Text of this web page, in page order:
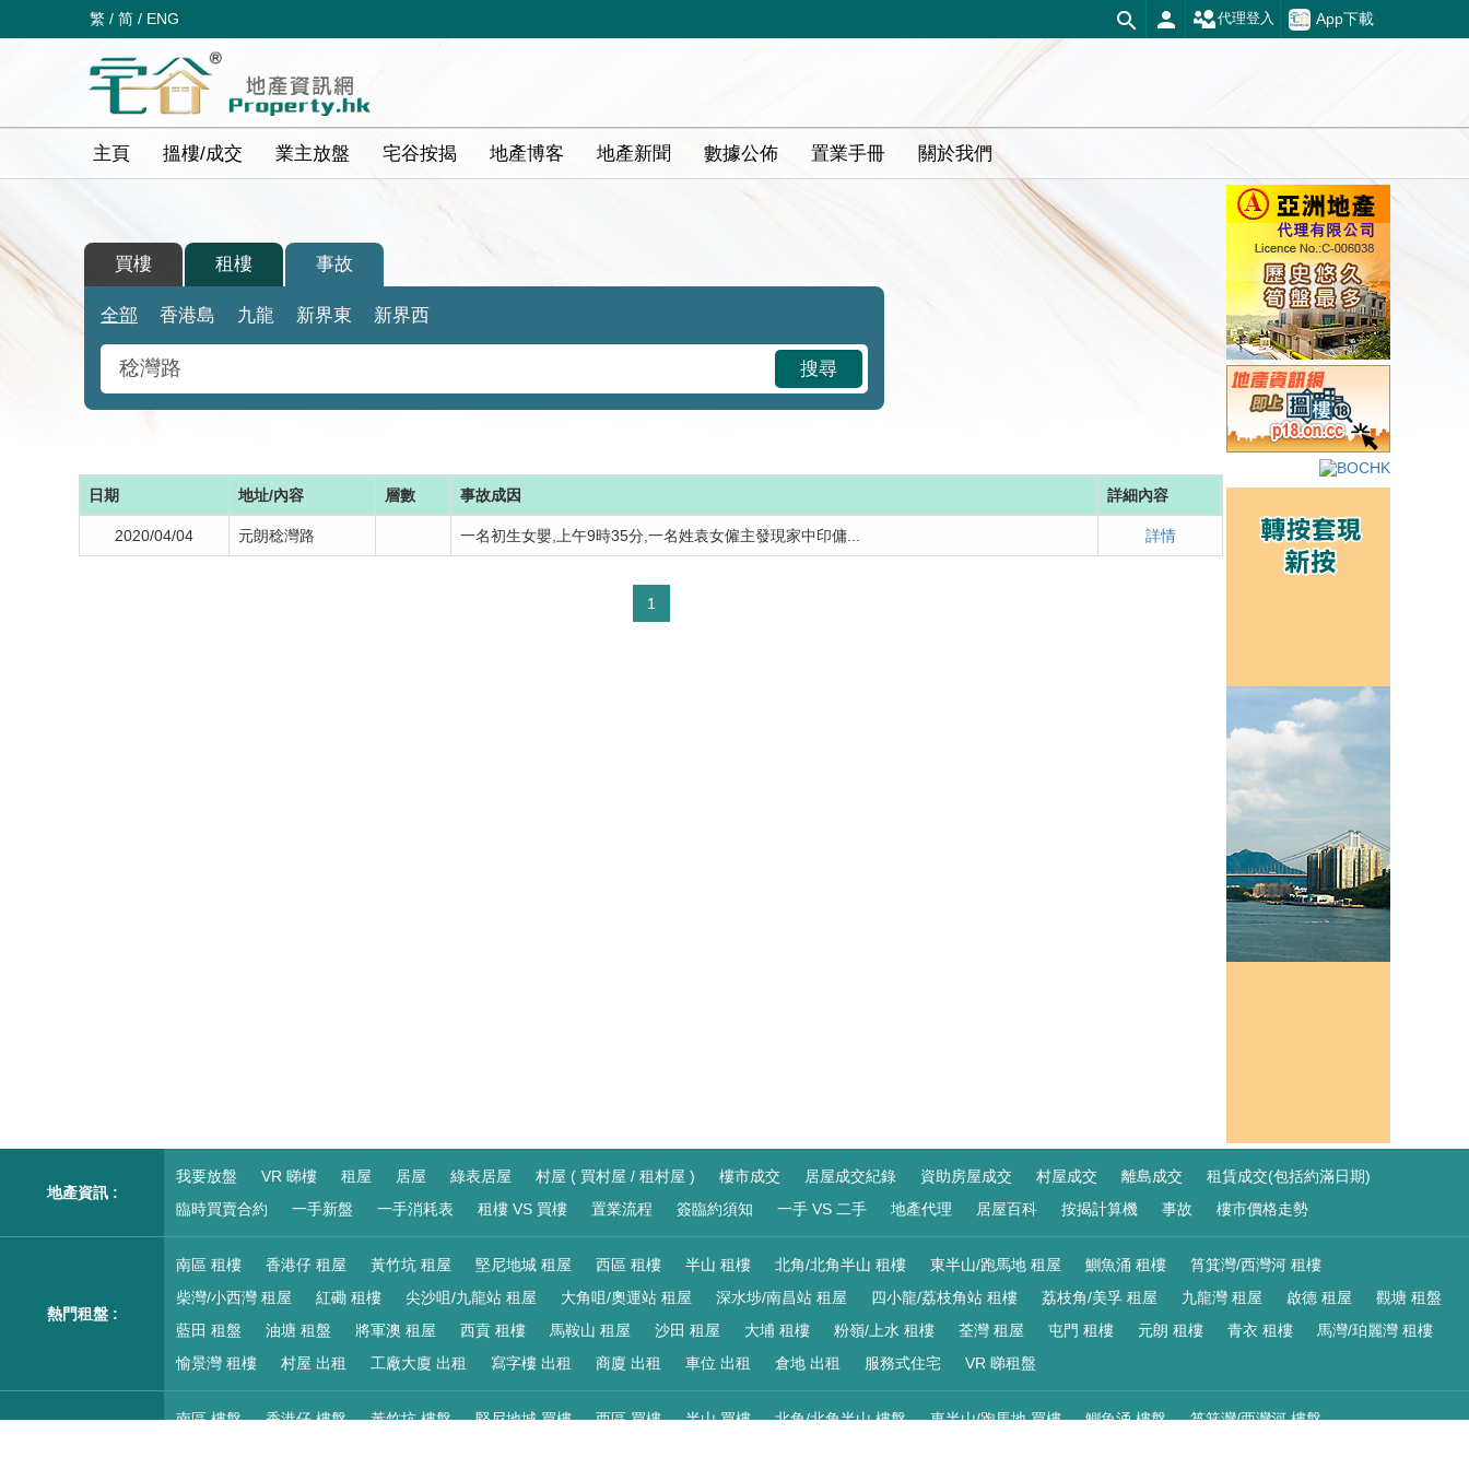
繁 / 简 / ENG App下載
代理登入
主頁 搵樓/成交 業主放盤 宅谷按揭 地產博客 地產新聞 數據公佈 置業手冊 關於我們
買樓 租樓 事故
全部 香港島 九龍 新界東 新界西
搜尋
日期 地址/內容 層數 事故成因 詳細內容
2020/04/04 元朗稔灣路 一名初生女嬰,上午9時35分,一名姓袁女僱主發現家中印傭... 詳情
1
地產資訊 :
我要放盤 VR 睇樓 租屋 居屋 綠表居屋 村屋 ( 買村屋 / 租村屋 ) 樓市成交 居屋成交紀錄 資助房屋成交 村屋成交 離島成交
租賃成交(包括約滿日期)
臨時買賣合約
一手新盤 一手消耗表 租樓 VS 買樓 置業流程 簽臨約須知 一手 VS 二手 地產代理 居屋百科 按揭計算機 事故 樓市價格走勢
熱門租盤 :
南區 租樓 香港仔 租屋 黃竹坑 租屋 堅尼地城 租屋 西區 租樓 半山 租樓 北角/北角半山 租樓 東半山/跑馬地 租屋 鰂魚涌 租樓
筲箕灣/西灣河 租樓
柴灣/小西灣 租屋
紅磡 租樓 尖沙咀/九龍站 租屋 大角咀/奧運站 租屋 深水埗/南昌站 租屋 四小龍/荔枝角站 租樓 荔枝角/美孚 租屋 九龍灣 租屋 啟德 租屋
觀塘 租盤
藍田 租盤
油塘 租盤 將軍澳 租屋 西貢 租樓 馬鞍山 租屋 沙田 租屋 大埔 租樓 粉嶺/上水 租樓 荃灣 租屋 屯門 租樓 元朗 租樓 青衣 租樓
馬灣/珀麗灣 租樓
愉景灣 租樓
村屋 出租 工廠大廈 出租 寫字樓 出租 商廈 出租 車位 出租 倉地 出租 服務式住宅 VR 睇租盤
南區 樓盤 香港仔 樓盤 黃竹坑 樓盤 堅尼地城 買樓 西區 買樓 半山 買樓 北角/北角半山 樓盤 東半山/跑馬地 買樓 鰂魚涌 樓盤
筲箕灣/西灣河 樓盤